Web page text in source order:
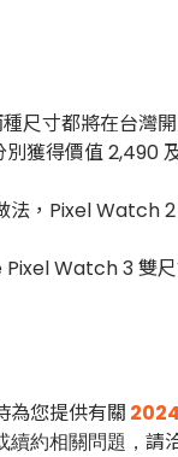
寸都將在台灣
獲得價值 2,490
法，Pixel Watch
為您提供有關
約相關問題， 請